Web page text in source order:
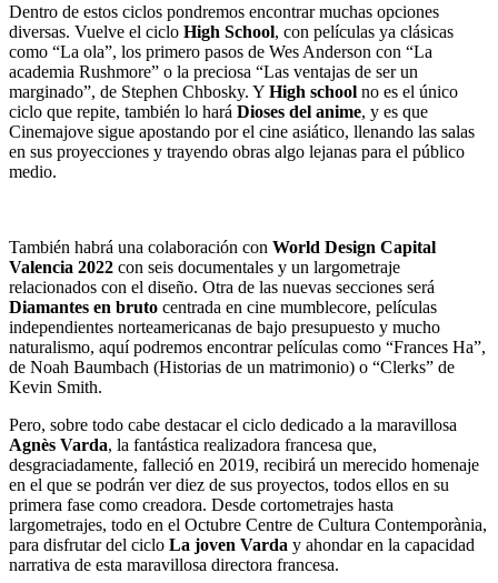
Dentro de estos ciclos pondremos encontrar muchas opciones
diversas. Vuelve el ciclo High School, con películas ya clásicas
como “La ola”, los primero pasos de Wes Anderson con “La
academia Rushmore” o la preciosa “Las ventajas de ser un
marginado”, de Stephen Chbosky. Y High school no es el único
ciclo que repite, también lo hará Dioses del anime, y es que
Cinemajove sigue apostando por el cine asiático, llenando las salas
en sus proyecciones y trayendo obras algo lejanas para el público
medio.
También habrá una colaboración con World Design Capital
Valencia 2022 con seis documentales y un largometraje
relacionados con el diseño. Otra de las nuevas secciones será
Diamantes en bruto centrada en cine mumblecore, películas
independientes norteamericanas de bajo presupuesto y mucho
naturalismo, aquí podremos encontrar películas como “Frances Ha”,
de Noah Baumbach (Historias de un matrimonio) o “Clerks” de
Kevin Smith.
Pero, sobre todo cabe destacar el ciclo dedicado a la maravillosa
Agnès Varda, la fantástica realizadora francesa que,
desgraciadamente, falleció en 2019, recibirá un merecido homenaje
en el que se podrán ver diez de sus proyectos, todos ellos en su
primera fase como creadora. Desde cortometrajes hasta
largometrajes, todo en el Octubre Centre de Cultura Contemporània,
para disfrutar del ciclo La joven Varda y ahondar en la capacidad
narrativa de esta maravillosa directora francesa.